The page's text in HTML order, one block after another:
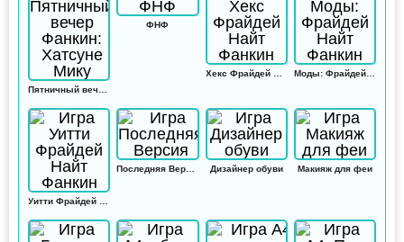
ФНФ
Моды: Фрайдей Найт Фанкин
Дизайнер обуви Макияж для феи